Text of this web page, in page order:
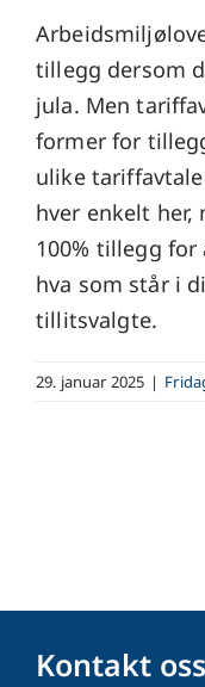
tillegg dersom
jula. Men
former for
ulike
hver enkelt
100% tillegg for
hva som står i
tillitsvalgte.
29. januar 2025 |
Kontakt oss